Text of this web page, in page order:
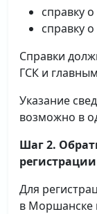
справку
справку
Справки
ГСК и
Указание
возможно в
Шаг 2.
Для
в Моршанске